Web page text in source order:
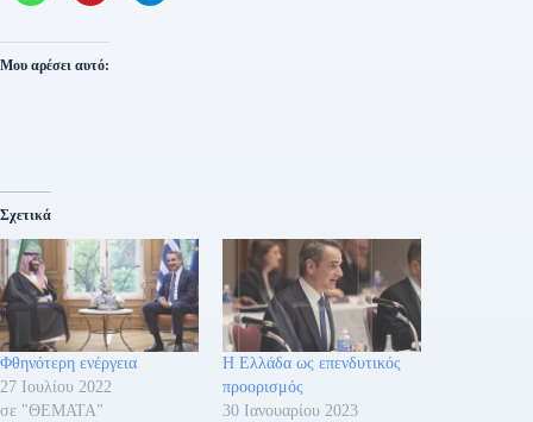
Μου αρέσει αυτό:
Σχετικά
Φθηνότερη ενέργεια
27 Ιουλίου 2022
σε "ΘΕΜΑΤΑ"
Η Ελλάδα ως επενδυτικός
προορισμός
30 Ιανουαρίου 2023